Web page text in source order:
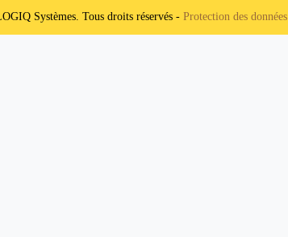
Systèmes. Tous droits réservés - Protection des données